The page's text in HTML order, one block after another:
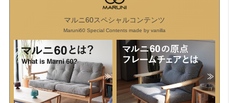
マルニ60スペシャルコンテンツ
Maruni60 Special Contents made by vanilla